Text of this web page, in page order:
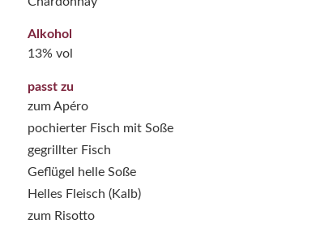
Alkohol
13% vol
passt zu
zum Apéro
pochierter Fisch mit Soße
gegrillter Fisch
Geflügel helle Soße
Helles Fleisch (Kalb)
zum Risotto